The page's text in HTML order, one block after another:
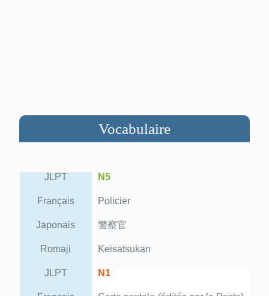
Vocabulaire
JLPT N5
Français Policier
Japonais 警察官
Romaji Keisatsukan
JLPT N1